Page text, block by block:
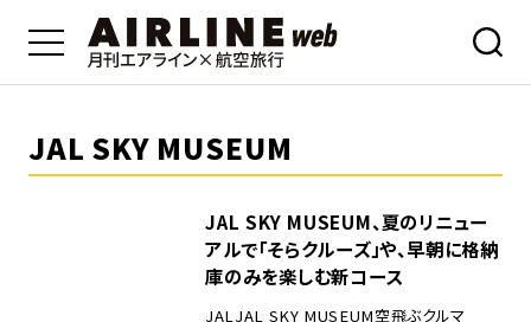
JAL SKY MUSEUM
JAL SKY MUSEUM、夏のリニュー
アルで「そらクルーズ」や、早朝に格納
庫のみを楽しむ新コース
JALJAL SKY MUSEUM空飛ぶクルマ